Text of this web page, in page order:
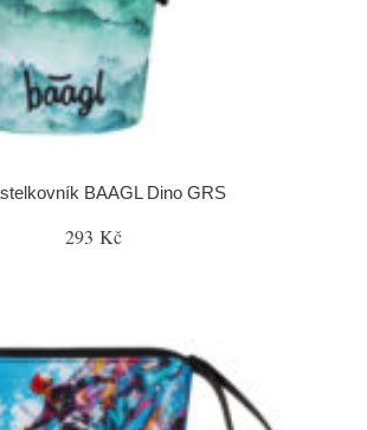
BAAGL Dino GRS
293 Kč